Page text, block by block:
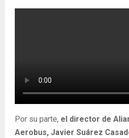
Por su parte, el director de
Aerobus, Javier Suárez